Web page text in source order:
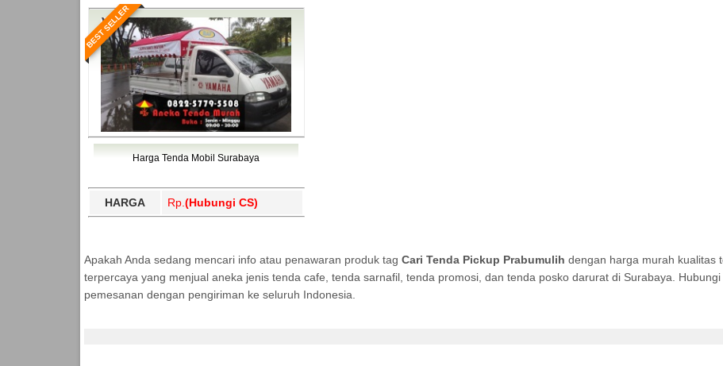
BEST SELLER
Harga Tenda Mobil Surabaya
HARGA Rp. (Hubungi CS)
Apakah Anda sedang mencari info atau penawaran produk tag Cari Tenda Pickup Prabumulih dengan harga murah kualitas
terpercaya yang menjual aneka jenis tenda cafe, tenda sarnafil, tenda promosi, dan tenda posko darurat di Surabaya. Hubungi
pemesanan dengan pengiriman ke seluruh Indonesia.